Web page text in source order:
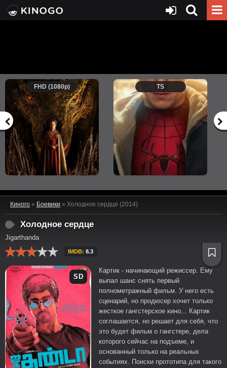
FHD (1080p) TS
Киного » Боевики » Холодное сердце (2014)
Холодное сердце
Jigarthanda
IMDB: 8.3
SD
Картик - начинающий режиссер. Ему
выпал шанс снять первый
полнометражный фильм. У него есть
сценарий, но продюсер хочет только
жесткое гангстерское кино... Картик
соглашается, но решает для себя, что
это будет фильм о гангстере, дела
которого сейчас на подъеме, и
основанный только на реальных
событиях. Поиски прототипа для такого